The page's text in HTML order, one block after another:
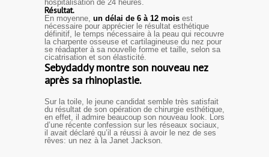
hospitalisation de 24 heures.
Résultat.
En moyenne, un délai de 6 à 12 mois est
nécessaire pour apprécier le résultat esthétique
définitif, le temps nécessaire à la peau qui recouvre
la charpente osseuse et cartilagineuse du nez pour
se réadapter à sa nouvelle forme et taille, selon sa
cicatrisation et son élasticité.
Sebydaddy montre son nouveau nez
après sa rhinoplastie.
Sur la toile, le jeune candidat semble très satisfait
du résultat de son opération de chirurgie esthétique,
en effet, il admire beaucoup son nouveau look. Lors
d’une récente confession sur les réseaux sociaux,
il avait déclaré qu’il a réussi à avoir le nez de ses
rêves: un nez à la Janet Jackson.